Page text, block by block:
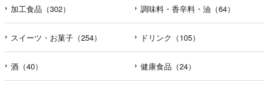
加工食品（302） 調味料・香辛料・油（64）
スイーツ・お菓子（254） ドリンク（105）
酒（40） 健康食品（24）